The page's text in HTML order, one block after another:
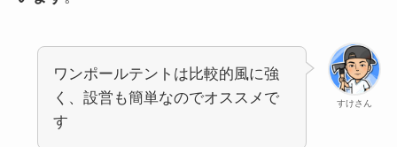
すけさん
ワンポールテントは比較的風に強
く、設営も簡単なのでオススメで
す